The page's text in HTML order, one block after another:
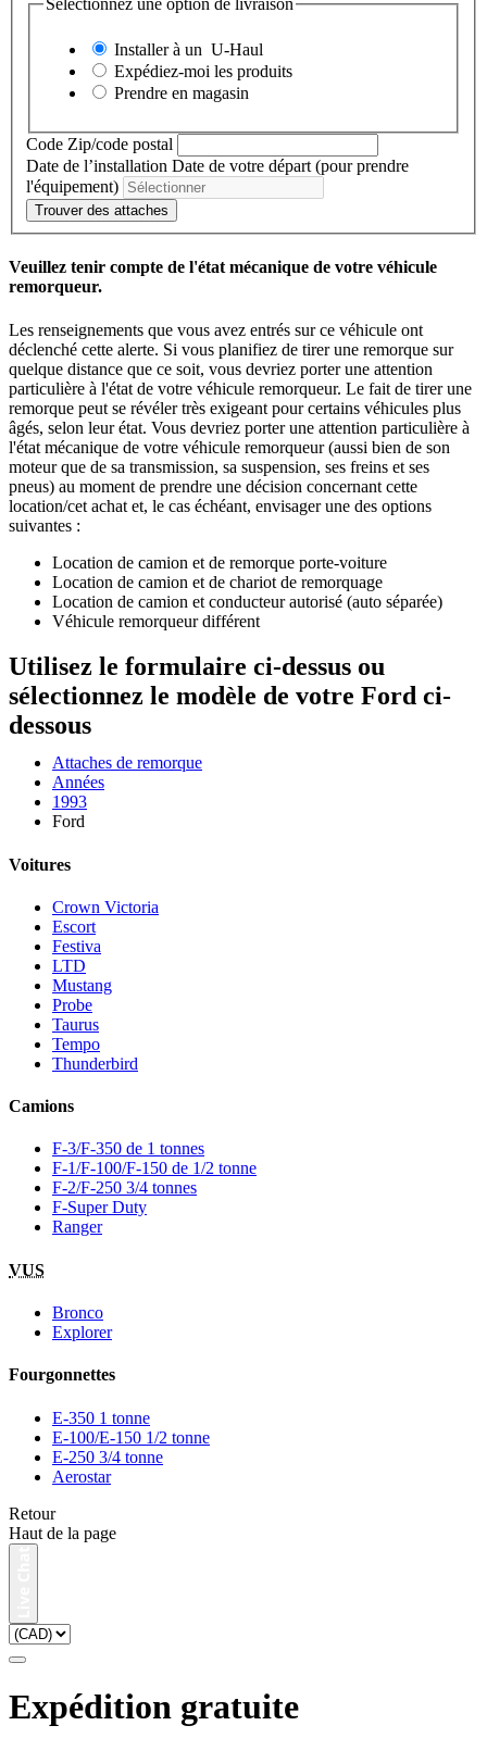
Sélectionnez une option de livraison
Installer à un U-Haul
Expédiez-moi les produits
Prendre en magasin
Code Zip/code postal
Date de l’installation Date de votre départ (pour prendre
l'équipement)
Trouver des attaches
Veuillez tenir compte de l'état mécanique de votre véhicule
remorqueur.
Les renseignements que vous avez entrés sur ce véhicule ont
déclenché cette alerte. Si vous planifiez de tirer une remorque sur
quelque distance que ce soit, vous devriez porter une attention
particulière à l'état de votre véhicule remorqueur. Le fait de tirer une
remorque peut se révéler très exigeant pour certains véhicules plus
âgés, selon leur état. Vous devriez porter une attention particulière à
l'état mécanique de votre véhicule remorqueur (aussi bien de son
moteur que de sa transmission, sa suspension, ses freins et ses
pneus) au moment de prendre une décision concernant cette
location/cet achat et, le cas échéant, envisager une des options
suivantes :
Location de camion et de remorque porte-voiture
Location de camion et de chariot de remorquage
Location de camion et conducteur autorisé (auto séparée)
Véhicule remorqueur différent
Utilisez le formulaire ci-dessus ou
sélectionnez le modèle de votre Ford ci-
dessous
Attaches de remorque
Années
1993
Ford
Voitures
Crown Victoria
Escort
Festiva
LTD
Mustang
Probe
Taurus
Tempo
Thunderbird
Camions
F-3/F-350 de 1 tonnes
F-1/F-100/F-150 de 1/2 tonne
F-2/F-250 3/4 tonnes
F-Super Duty
Ranger
VUS
Bronco
Explorer
Fourgonnettes
E-350 1 tonne
E-100/E-150 1/2 tonne
E-250 3/4 tonne
Aerostar
Retour
Haut de la page
Expédition gratuite